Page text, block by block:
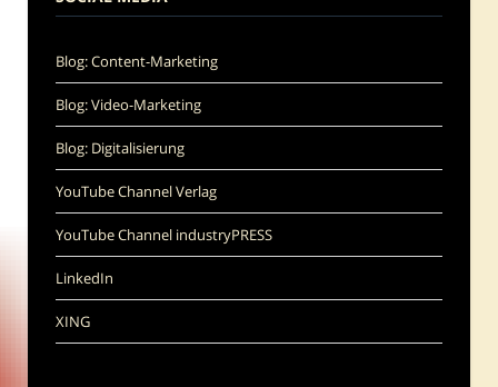
Blog: Content-Marketing
Blog: Video-Marketing
Blog: Digitalisierung
YouTube Channel Verlag
YouTube Channel industryPRESS
LinkedIn
XING